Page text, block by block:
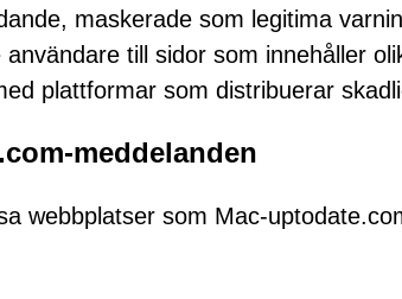
maskerade som legitima
till sidor som innehåller
plattformar som distribuerar
meddelanden
webbplatser som Mac-